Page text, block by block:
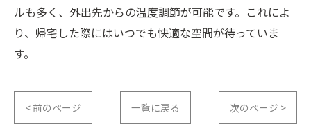
ルも多く、外出先からの温度調節が可能です。これによ
り、帰宅した際にはいつでも快適な空間が待っていま
す。
< 前のページ 一覧に戻る 次のページ >